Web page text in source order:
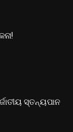
ସ୍ତନ୍ୟପାନ